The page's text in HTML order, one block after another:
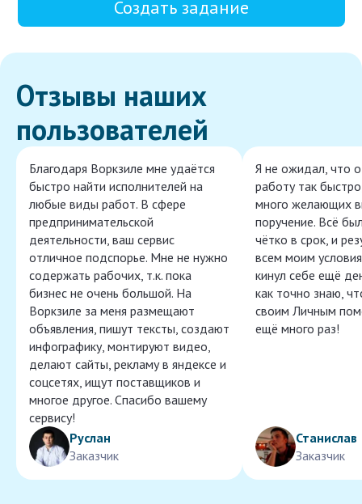
Создать задание
Отзывы наших
пользователей
Благодаря Воркзиле мне удаётся
быстро найти исполнителей на
любые виды работ. В сфере
предпринимательской
деятельности, ваш сервис
отличное подспорье. Мне не нужно
содержать рабочих, т.к. пока
бизнес не очень большой. На
Воркзиле за меня размещают
объявления, пишут тексты, создают
инфографику, монтируют видео,
делают сайты, рекламу в яндексе и
соцсетях, ищут поставщиков и
многое другое. Спасибо вашему
сервису!
Руслан
Заказчик
Я не ожидал, что
работу так
много желающих
поручение. Всё
чётко в срок, и
всем моим
кинул себе ещё
как точно знаю,
своим Личным
ещё много раз!
Станислав
Заказчик